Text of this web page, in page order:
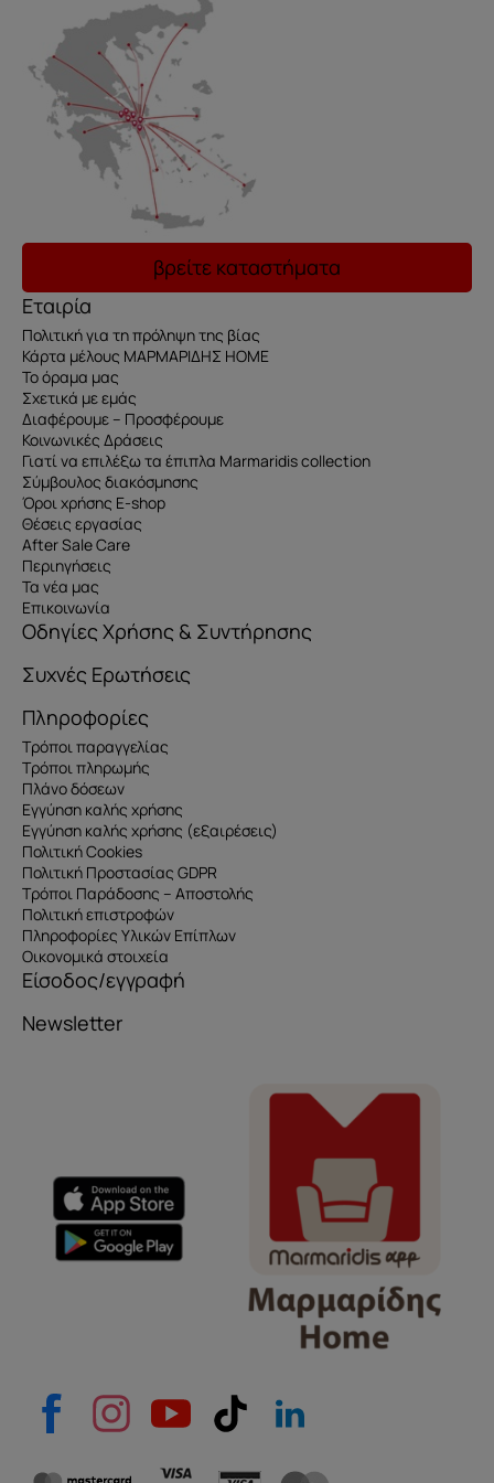
e-mail
Το μήνυμά σας
βρείτε καταστήματα
Εταιρία
Πολιτική για τη πρόληψη της βίας
Κάρτα μέλους ΜΑΡΜΑΡΙΔΗΣ HOME
Το όραμα μας
Σχετικά με εμάς
Διαφέρουμε – Προσφέρουμε
Κοινωνικές Δράσεις
Γιατί να επιλέξω τα έπιπλα Marmaridis collection
Σύμβουλος διακόσμησης
Όροι χρήσης E-shop
Θέσεις εργασίας
After Sale Care
Περιηγήσεις
Τα νέα μας
Επικοινωνία
Οδηγίες Χρήσης & Συντήρησης
Συχνές Ερωτήσεις
Πληροφορίες
Τρόποι παραγγελίας
Τρόποι πληρωμής
Πλάνο δόσεων
Εγγύηση καλής χρήσης
Εγγύηση καλής χρήσης (εξαιρέσεις)
Πολιτική Cookies
Πολιτική Προστασίας GDPR
Τρόποι Παράδοσης – Αποστολής
Πολιτική επιστροφών
Πληροφορίες Υλικών Επίπλων
Οικονομικά στοιχεία
Είσοδος/εγγραφή
Newsletter